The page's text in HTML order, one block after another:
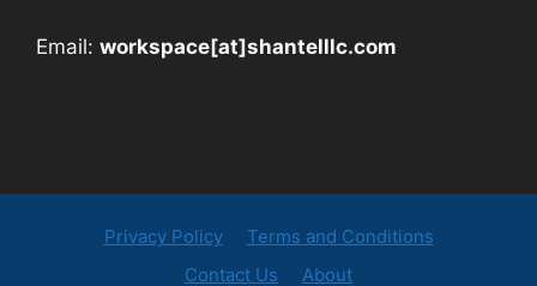
Email: workspace[at]shantelllc.com
Privacy Policy
Terms and Conditions
Contact Us
About